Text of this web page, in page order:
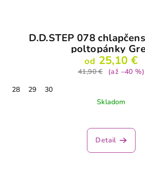
D.D.STEP 078
poltopánky
od 25,10 €
41,90 €
(až –40 %)
28
29
30
Skladom
Detail